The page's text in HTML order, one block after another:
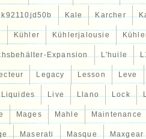
Kale Karcher
Kühler Kühlerjalousie
Expansion L'huile
Legacy Lesson Leve
Liquides Live Llano Lock
Mages Mahle Maintenance
Maserati Masque Maxgear